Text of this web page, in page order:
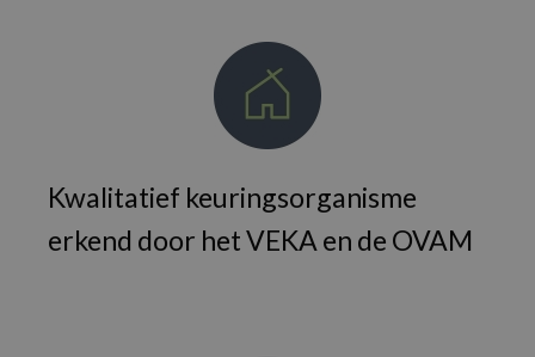
Kwalitatief keuringsorganisme
erkend door het VEKA en de OVAM